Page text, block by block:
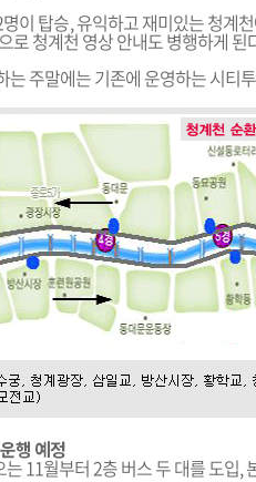
이 탑승, 유익하고 재미있는 청계
로 청계천 영상 안내도 병행하게 된
는 주말에는 기존에 운영하는 시티
행 예정
11월부터 2층 버스 두 대를 도입,